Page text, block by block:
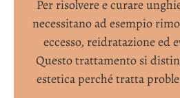
Per risolvere e curare
necessitano ad esempio
eccesso, reidratazione ed
Questo trattamento si
estetica perché tratta